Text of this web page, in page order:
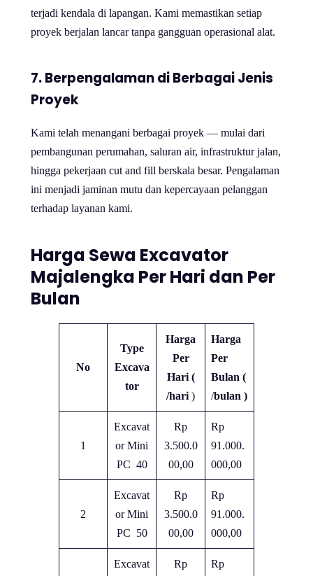
terjadi kendala di lapangan. Kami memastikan setiap
proyek berjalan lancar tanpa gangguan operasional alat.
7. Berpengalaman di Berbagai Jenis
Proyek
Kami telah menangani berbagai proyek — mulai dari
pembangunan perumahan, saluran air, infrastruktur jalan,
hingga pekerjaan cut and fill berskala besar. Pengalaman
ini menjadi jaminan mutu dan kepercayaan pelanggan
terhadap layanan kami.
Harga Sewa Excavator
Majalengka Per Hari dan Per
Bulan
No
Type
Excava
tor
Harga
Per
Hari (
/hari )
Harga
Per
Bulan (
/bulan )
1
Excavat
or Mini
PC 40
Rp
3.500.0
00,00
Rp
91.000.
000,00
2
Excavat
or Mini
PC 50
Rp
3.500.0
00,00
Rp
91.000.
000,00
Excavat
Rp
Rp